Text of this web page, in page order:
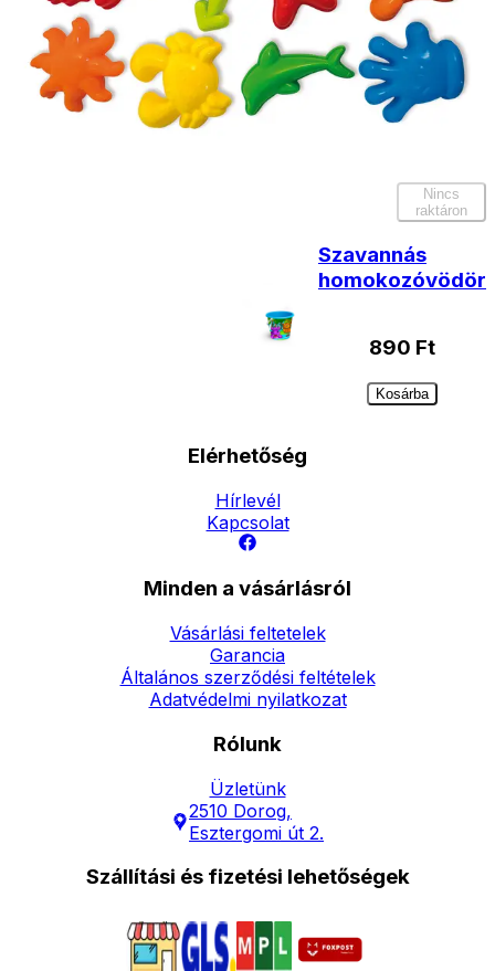
Lapát és
gereblye
Nincs
raktáron
Szavannás
homokozóvödör
890 Ft
Kosárba
Elérhetőség
Hírlevél
Kapcsolat
Minden a vásárlásról
Vásárlási feltetelek
Garancia
Általános szerződési feltételek
Adatvédelmi nyilatkozat
Rólunk
Üzletünk
2510 Dorog,
Esztergomi út 2.
Szállítási és fizetési lehetőségek